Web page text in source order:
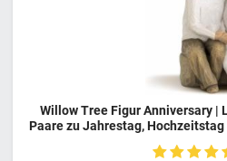
Willow Tree Figur Anniversary |
Paare zu Jahrestag,
Susan Lordi